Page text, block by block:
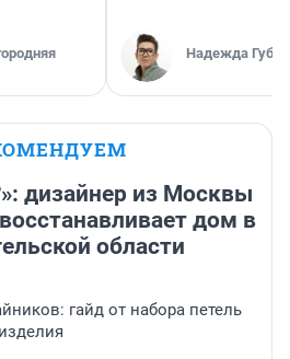
Надежда
дизайнер из Москвы
дом в
области
гайд от набора петель